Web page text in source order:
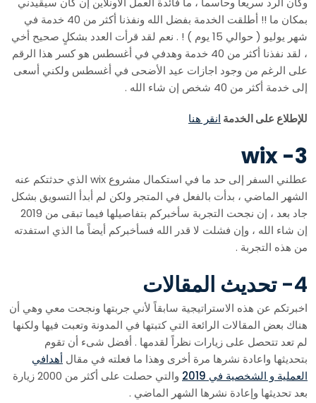
بمكان ما !! أطلقت الخدمة بفضل الله ونفذنا أكثر من 40 خدمة في
شهر يوليو ( حوالي 15 يوم ) ! . نعم لقد قرأت العدد بشكلٍ صحيح أخي
، لقد نفذنا أكثر من 40 خدمة وهدفي في أغسطس هو كسر هذا الرقم
على الرغم من وجود اجازات عيد الأضحى في أغسطس ولكني أسعى
إلى خدمة أكثر من 40 شخص إن شاء الله .
للإطلاع على الخدمة انقر هنا
3- wix
عطلني السفر إلى حد ما في استكمال مشروع wix الذي حدثتكم عنه
الشهر الماضي ، بدأت بالفعل في المتجر ولكن لم أبدأ التسويق بشكل
جاد بعد ، إن نجحت التجربة سأخبركم بتفاصيلها فيما تبقى من 2019
إن شاء الله ، وإن فشلت لا قدر الله فسأخبركم أيضاً ما الذي استفدته
من هذه التجربة .
4- تحديث المقالات
اخبرتكم عن هذه الاستراتيجية سابقاً لأني جربتها ونجحت معي وهي أن
هناك بعض المقالات الرائعة التي كتبتها في المدونة وتعبت فيها ولكنها
لم تعد تتحصل على زيارات نظراً لقدمها . أفضل شىء أن تقوم
بتحديثها واعادة نشرها مرة أخرى وهذا ما فعلته في مقال أهدافي
العملية و الشخصية في 2019
والتي حصلت على أكثر من 2000 زيارة
بعد تحديثها وإعادة نشرها الشهر الماضي .